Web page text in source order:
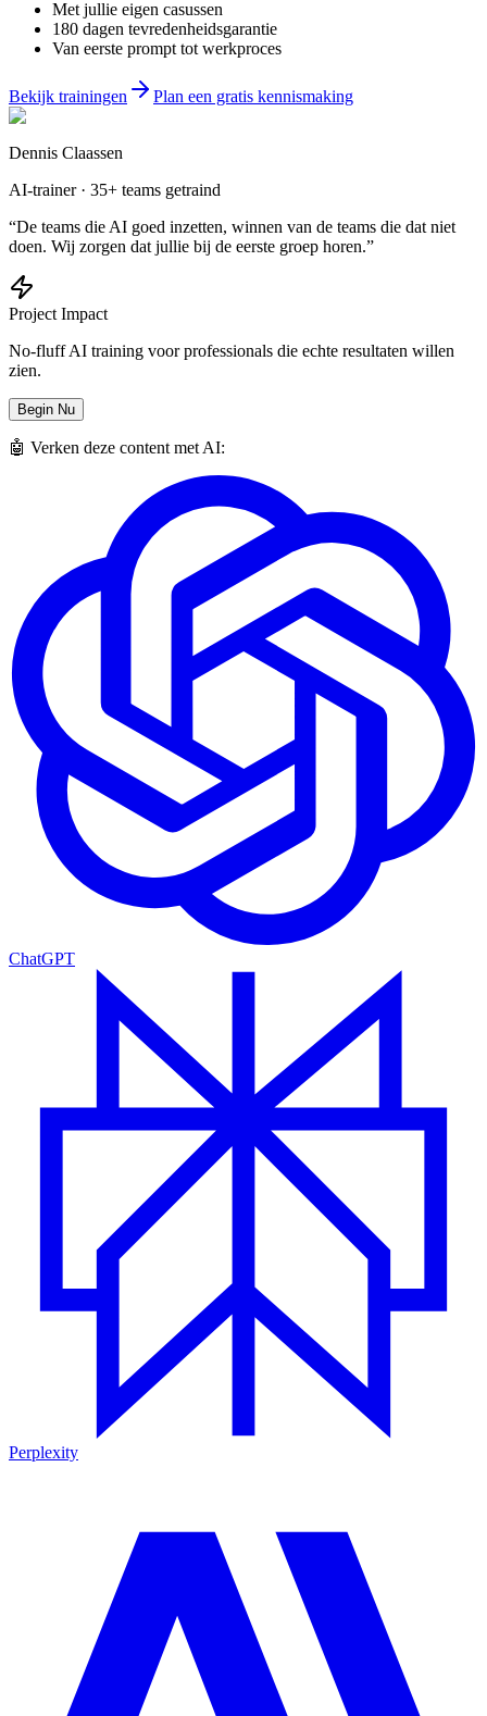
Met jullie eigen casussen
180 dagen tevredenheidsgarantie
Van eerste prompt tot werkproces
Bekijk trainingen Plan een gratis kennismaking
Dennis Claassen
AI-trainer · 35+ teams getraind
“De teams die AI goed inzetten, winnen van de teams die dat niet
doen. Wij zorgen dat jullie bij de eerste groep horen.”
Project Impact
No-fluff AI training voor professionals die echte resultaten willen
zien.
Begin Nu
🤖 Verken deze content met AI:
ChatGPT
Perplexity